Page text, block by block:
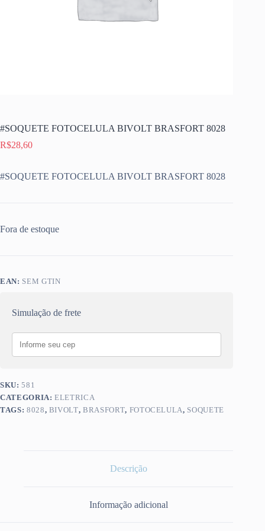
#SOQUETE FOTOCELULA BIVOLT BRASFORT 8028
R$28,60
#SOQUETE FOTOCELULA BIVOLT BRASFORT 8028
Fora de estoque
EAN: SEM GTIN
Simulação de frete
SKU:581
CATEGORIA:ELETRICA
TAGS: 8028, BIVOLT,BRASFORT, FOTOCELULA, SOQUETE
Descrição
Informação adicional